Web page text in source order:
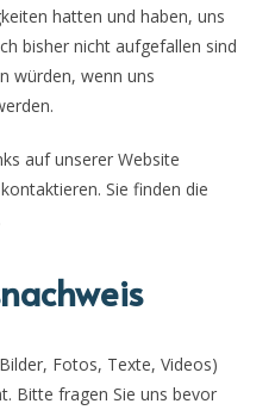
hatten und haben, uns
bisher nicht aufgefallen sind
würden, wenn uns
auf unserer Website
Sie finden die
Fotos, Texte, Videos)
Bitte fragen Sie uns bevor